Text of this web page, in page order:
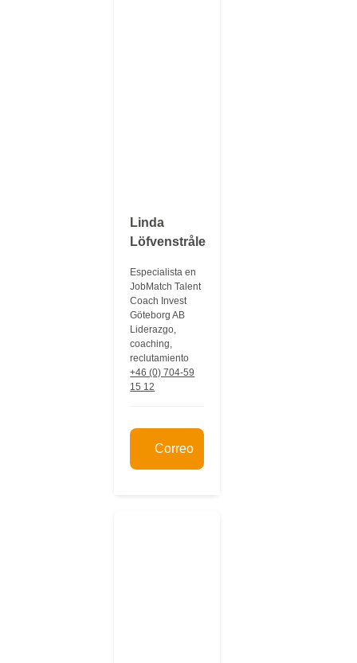
Linda
Löfvenstråle
Especialista en
JobMatch Talent
Coach Invest
Göteborg AB
Liderazgo,
coaching,
reclutamiento
+46 (0) 704-59
15 12
Correo